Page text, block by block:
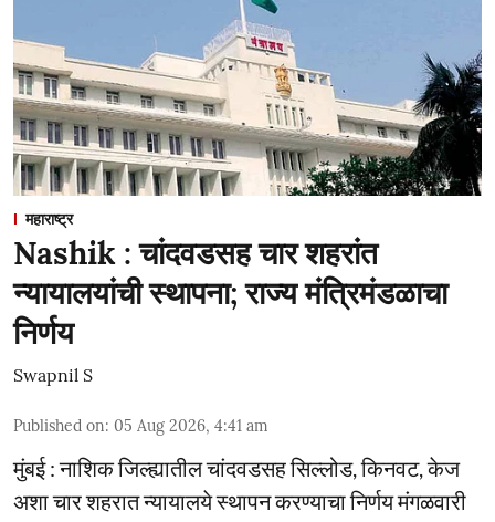
महाराष्ट्र
Nashik : चांदवडसह चार शहरांत
न्यायालयांची स्थापना; राज्य मंत्रिमंडळाचा
निर्णय
Swapnil S
Published on: 05 Aug 2026, 4:41 am
मुंबई : नाशिक जिल्ह्यातील चांदवडसह सिल्लोड, किनवट, केज
अशा चार शहरात न्यायालये स्थापन करण्याचा निर्णय मंगळवारी